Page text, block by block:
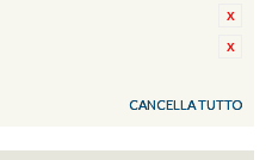
CANCELLA TUTTO